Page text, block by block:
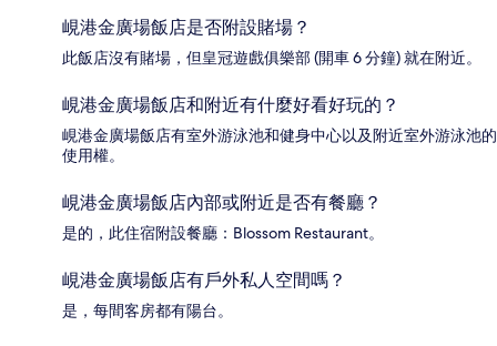
峴港金廣場飯店是否附設賭場？
此飯店沒有賭場，但皇冠遊戲俱樂部 (開車 6 分鐘) 就在附近。
峴港金廣場飯店和附近有什麼好看好玩的？
峴港金廣場飯店有室外游泳池和健身中心以及附近室外游泳池的
使用權。
峴港金廣場飯店內部或附近是否有餐廳？
是的，此住宿附設餐廳：Blossom Restaurant。
峴港金廣場飯店有戶外私人空間嗎？
是，每間客房都有陽台。